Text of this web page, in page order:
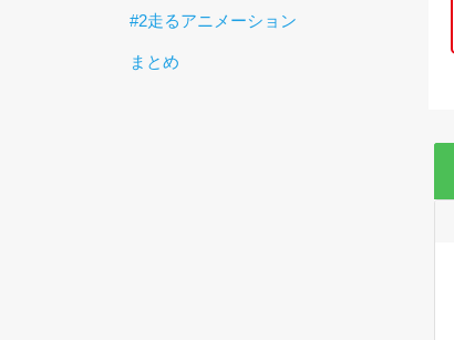
#2走るアニメーション
まとめ